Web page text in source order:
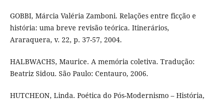
GOBBI, Márcia Valéria Zamboni. Relações entre ficção e
história: uma breve revisão teórica. Itinerários,
Araraquera, v. 22, p. 37-57, 2004.
HALBWACHS, Maurice. A memória coletiva. Tradução:
Beatriz Sidou. São Paulo: Centauro, 2006.
HUTCHEON, Linda. Poética do Pós-Modernismo – História,